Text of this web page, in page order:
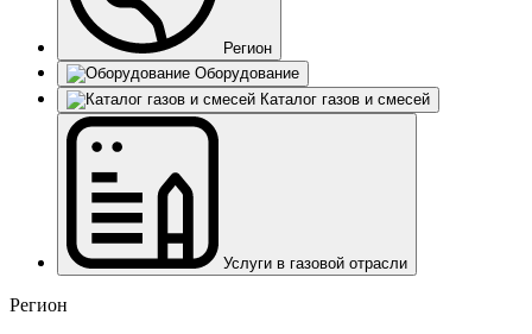
Регион
Оборудование
Каталог газов и смесей
Услуги в газовой отрасли
Регион